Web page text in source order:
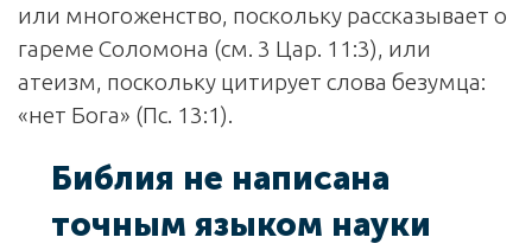
или многоженство, поскольку рассказывает о
гареме Соломона (см. 3 Цар. 11:3), или
атеизм, поскольку цитирует слова безумца:
«нет Бога» (Пс. 13:1).
Библия не написана
точным языком науки